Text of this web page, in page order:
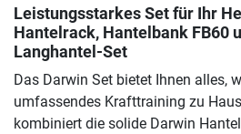
Leistungsstarkes Set für Ihr
Hantelrack, Hantelbank FB60
Langhantel-Set
Das Darwin Set bietet Ihnen alles,
umfassendes Krafttraining zu
kombiniert die solide Darwin